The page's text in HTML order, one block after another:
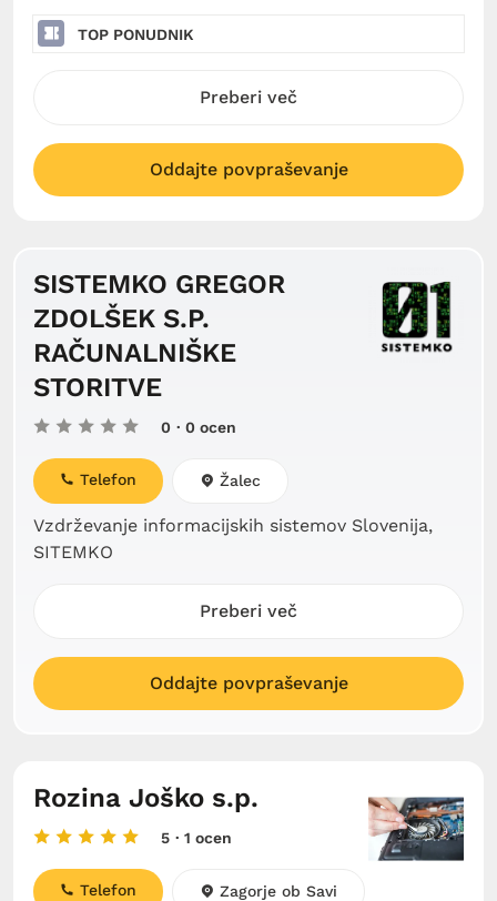
TOP PONUDNIK
Preberi več
Oddajte povpraševanje
SISTEMKO GREGOR
ZDOLŠEK S.P.
RAČUNALNIŠKE
STORITVE
0 · 0 ocen
Vzdrževanje informacijskih sistemov Slovenija,
SITEMKO
Telefon Žalec
Preberi več
Oddajte povpraševanje
Rozina Joško s.p.
5 · 1 ocen
Telefon Zagorje ob Savi